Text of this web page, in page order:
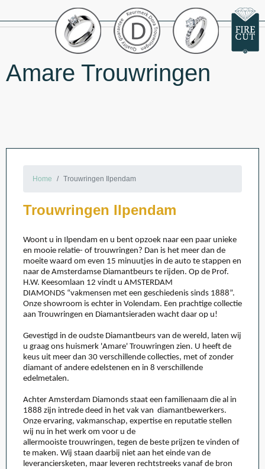
Amare Trouwringen
Home Trouwringen Ilpendam
Trouwringen Ilpendam
Woont u in Ilpendam en u bent opzoek naar een paar unieke
en mooie relatie- of trouwringen? Dan is het meer dan de
moeite waard om even 15 minuutjes in de auto te stappen en
naar de Amsterdamse Diamantbeurs te rijden. Op de Prof.
H.W. Keesomlaan 12 vindt u AMSTERDAM
DIAMONDS “vakmensen met een geschiedenis sinds 1888”.
Onze showroom is echter in Volendam. Een prachtige collectie
aan Trouwringen en Diamantsieraden wacht daar op u!
Gevestigd in de oudste Diamantbeurs van de wereld, laten wij
u graag ons huismerk 'Amare' Trouwringen zien. U heeft de
keus uit meer dan 30 verschillende collecties, met of zonder
diamant of andere edelstenen en in 8 verschillende
edelmetalen.
Achter Amsterdam Diamonds staat een familienaam die al in
1888 zijn intrede deed in het vak van diamantbewerkers.
Onze ervaring, vakmanschap, expertise en reputatie stellen
wij nu in het werk om voor u de
allermooiste trouwringen, tegen de beste prijzen te vinden of
te maken. Wij staan daarbij niet aan het einde van de
leveranciersketen, maar leveren rechtstreeks vanaf de bron